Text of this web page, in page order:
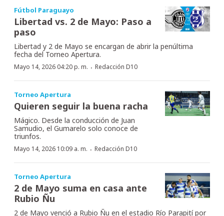
Fútbol Paraguayo
Libertad vs. 2 de Mayo: Paso a
paso
Libertad y 2 de Mayo se encargan de abrir la penúltima
fecha del Torneo Apertura.
Mayo 14, 2026 04:20 p. m. · Redacción D10
Torneo Apertura
Quieren seguir la buena racha
Mágico. Desde la conducción de Juan
Samudio, el Gumarelo solo conoce de
triunfos.
Mayo 14, 2026 10:09 a. m. · Redacción D10
Torneo Apertura
2 de Mayo suma en casa ante
Rubio Ñu
2 de Mayo venció a Rubio Ñu en el estadio Río Parapití por